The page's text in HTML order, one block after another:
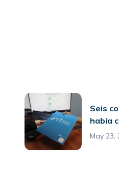
Seis
había
May 23,